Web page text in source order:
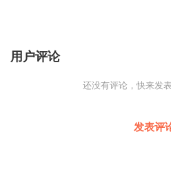
用户评论
还没有评论，快来发
发表评